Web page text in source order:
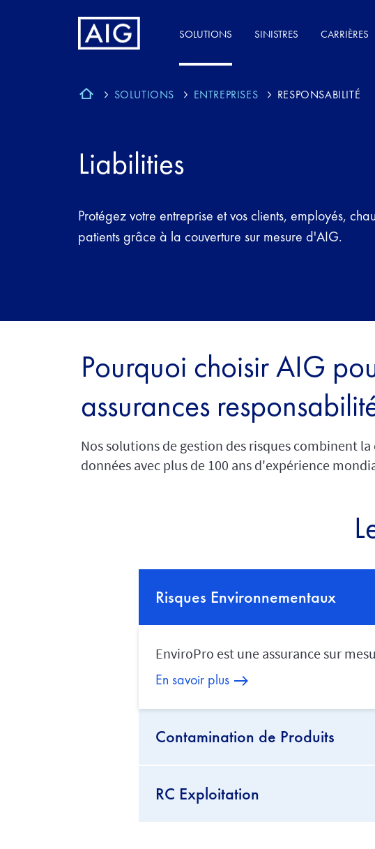
SOLUTIONS SINISTRES CARRIÈRES
SOLUTIONS ENTREPRISES RESPONSABILITÉ
Liabilities
Protégez votre entreprise et vos clients, employés,
patients grâce à la couverture sur mesure d'AIG.
Pourquoi choisir AIG
assurances
Nos solutions de gestion des risques combinent la
données avec plus de 100 ans d'expérience
Risques Environnementaux
EnviroPro est une assurance sur
En savoir plus
Contamination de Produits
RC Exploitation